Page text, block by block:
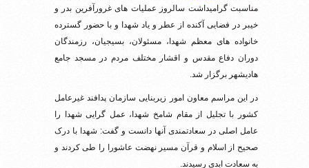
مناسبت گرامیداشت سالروز عملیات های غرورآفرین بدر و
خیبر در فضایی آکنده از عطر و یاد شهدا و با حضور گسترده
خانواده های معظم شهدا، مسئولان، بسیجیان، رزمندگان
دوران دفاع مقدس و اقشار مختلف مردم در مسجد جامع
هادیشهر برگزار شد.
در این مراسم معاون امور زیربنایی سازمان پدافند غیرعامل
کشور با تجلیل از مقام شامخ شهدا، عمل گرایی شهدا را
عامل اصلی در سعادتمندی آنها دانست و گفت: شهدا با درک
صحیح از اسلام و قرآن مسیر نهضت عاشورا را طی کردند و
به سعادت ابدی رسیدند.